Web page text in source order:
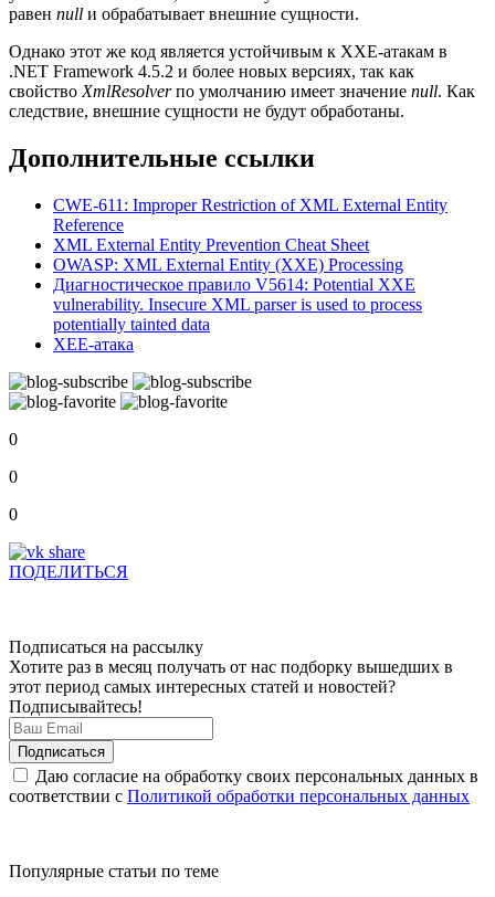
равен null и обрабатывает внешние сущности.
Однако этот же код является устойчивым к XXE-атакам в
.NET Framework 4.5.2 и более новых версиях, так как
свойство XmlResolverпо умолчанию имеет значение null. Как
следствие, внешние сущности не будут обработаны.
Дополнительные ссылки
CWE-611: Improper Restriction of XML External Entity
Reference
XML External Entity Prevention Cheat Sheet
OWASP: XML External Entity (XXE) Processing
Диагностическое правило V5614: Potential XXE
vulnerability. Insecure XML parser is used to process
potentially tainted data
XEE-атака
0
0
0
ПОДЕЛИТЬСЯ
Подписаться на рассылку
Хотите раз в месяц получать от нас подборку вышедших в
этот период самых интересных статей и новостей?
Подписывайтесь!
Даю согласие на обработку своих персональных данных в
соответствии с Политикой обработки персональных данных
Популярные статьи по теме